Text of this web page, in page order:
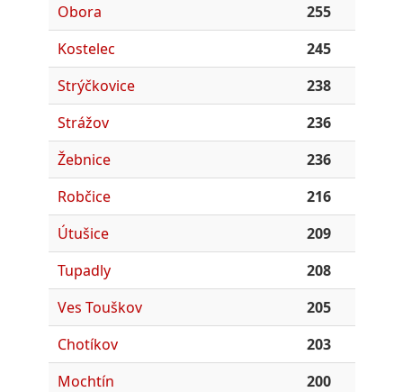
Obora
255
Kostelec
245
Strýčkovice
238
Strážov
236
Žebnice
236
Robčice
216
Útušice
209
Tupadly
208
Ves Touškov
205
Chotíkov
203
Mochtín
200